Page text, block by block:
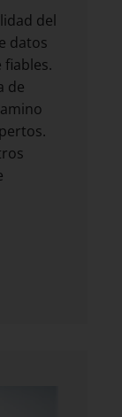
del
datos
de